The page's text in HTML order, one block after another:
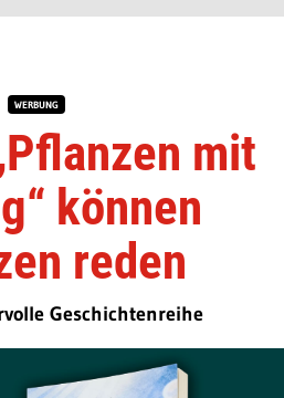
WERBUNG
mit
können
reden
Geschichtenreihe